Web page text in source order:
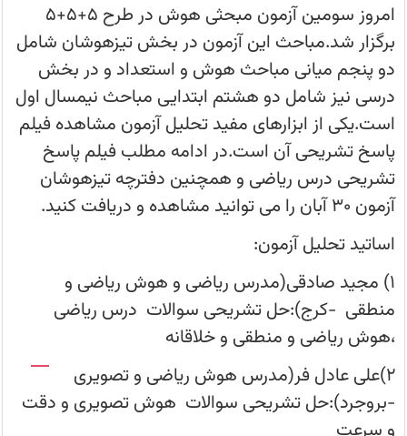
پاسخ
تشریحی
آن
است.در
ادامه
فیلم
پاسخ
تشریحی
درس
ریاضی
و
همچنین
دفترچه
تیزهوشان
30
آبان
می‌توانید
مشاهده
و
دریافت
کنید.
امروز سومین آزمون مبحثی هوش در طرح 5+5+5
برگزار شد.مباحث این آزمون در بخش تیزهوشان شامل
دو پنجم میانی مباحث هوش و استعداد و در بخش
درسی نیز شامل دو هشتم ابتدایی مباحث نیمسال اول
است.یکی از ابزارهای مفید تحلیل آزمون مشاهده فیلم
پاسخ تشریحی آن است.در ادامه مطلب فیلم پاسخ
تشریحی درس ریاضی و همچنین دفترچه تیزهوشان
آزمون 30 آبان را می توانید مشاهده و دریافت کنید.
اساتید تحلیل آزمون:
1) مجید صادقی(مدرس ریاضی و هوش ریاضی و
منطقی -کرج):حل تشریحی سوالات درس ریاضی
،هوش ریاضی و منطقی و خلاقانه
2)علی عادل فر(مدرس هوش ریاضی و تصویری
-بروجرد):حل تشریحی سوالات هوش تصویری و دقت